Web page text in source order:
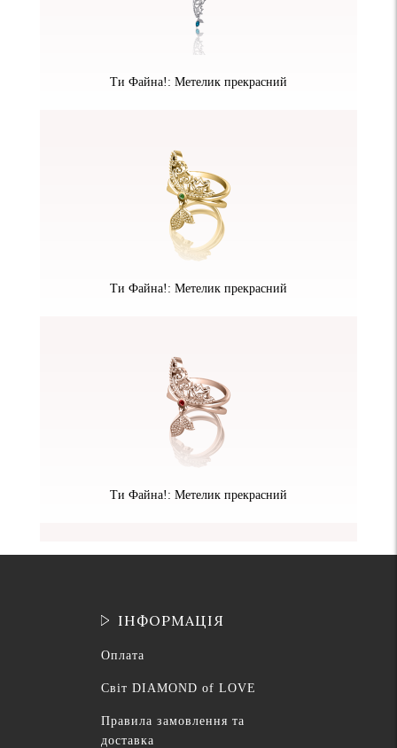
Ти Файна!: Метелик прекрасний
Ти Файна!: Метелик прекрасний
Ти Файна!: Метелик прекрасний
ІНФОРМАЦІЯ
Оплата
Світ DIAMOND of LOVE
Правила замовлення та
доставка